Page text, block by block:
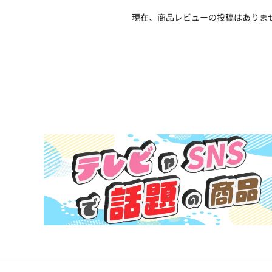
現在、商品レビューの投稿はありま